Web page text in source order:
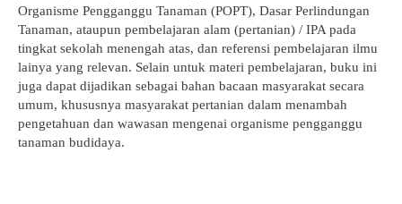
Organisme Pengganggu Tanaman (POPT), Dasar Perlindungan
Tanaman, ataupun pembelajaran alam (pertanian) / IPA pada
tingkat sekolah menengah atas, dan referensi pembelajaran ilmu
lainya yang relevan. Selain untuk materi pembelajaran, buku ini
juga dapat dijadikan sebagai bahan bacaan masyarakat secara
umum, khususnya masyarakat pertanian dalam menambah
pengetahuan dan wawasan mengenai organisme pengganggu
tanaman budidaya.